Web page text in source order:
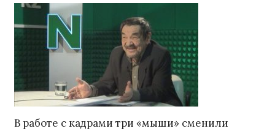
В работе с кадрами три «мыши» сменили